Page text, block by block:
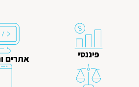
פיננסי אתרים